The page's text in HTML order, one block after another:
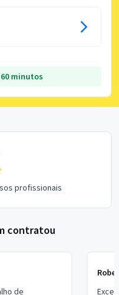
minutos
profissionais
contratou
de